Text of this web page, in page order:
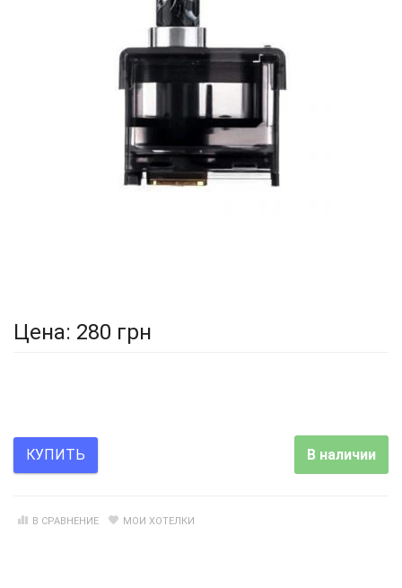
Цена: 280 грн
КУПИТЬ В наличии
В СРАВНЕНИЕ МОИ ХОТЕЛКИ